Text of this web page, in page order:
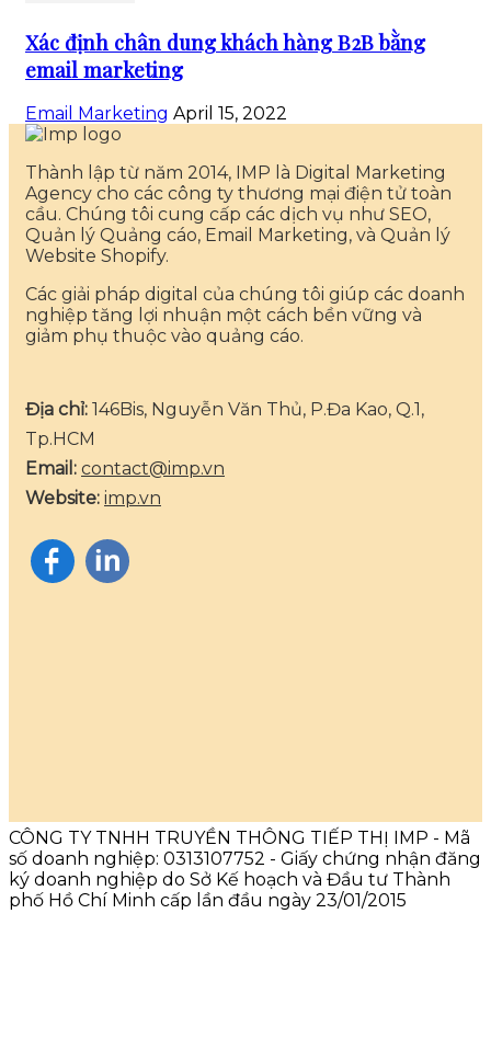
Xác định chân dung khách hàng B2B bằng
email marketing
Email Marketing April 15, 2022
Thành lập từ năm 2014, IMP là Digital Marketing
Agency cho các công ty thương mại điện tử toàn
cầu. Chúng tôi cung cấp các dịch vụ như SEO,
Quản lý Quảng cáo, Email Marketing, và Quản lý
Website Shopify.
Các giải pháp digital của chúng tôi giúp các doanh
nghiệp tăng lợi nhuận một cách bền vững và
giảm phụ thuộc vào quảng cáo.
Địa chỉ: 146Bis, Nguyễn Văn Thủ, P.Đa Kao, Q.1,
Tp.HCM
Email: contact@imp.vn
Website: imp.vn
CÔNG TY TNHH TRUYỀN THÔNG TIẾP THỊ IMP - Mã
số doanh nghiệp: 0313107752 - Giấy chứng nhận đăng
ký doanh nghiệp do Sở Kế hoạch và Đầu tư Thành
phố Hồ Chí Minh cấp lần đầu ngày 23/01/2015